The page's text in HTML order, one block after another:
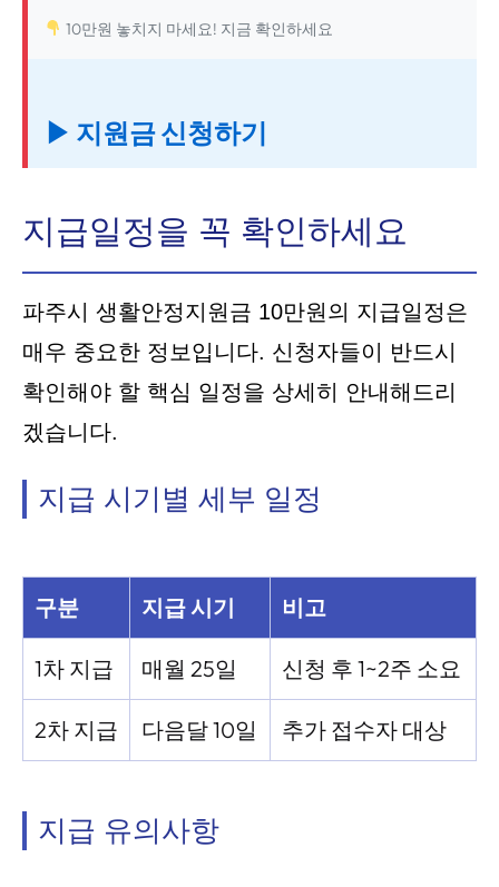
10만원 놓치지 마세요! 지금 확인하세요
▶ 지원금 신청하기
지급일정을 꼭 확인하세요
파주시 생활안정지원금 10만원의 지급일정은
매우 중요한 정보입니다. 신청자들이 반드시
확인해야 할 핵심 일정을 상세히 안내해드리
겠습니다.
지급 시기별 세부 일정
구분 지급 시기 비고
1차 지급 매월 25일 신청 후 1~2주 소요
2차 지급 다음달 10일 추가 접수자 대상
지급 유의사항